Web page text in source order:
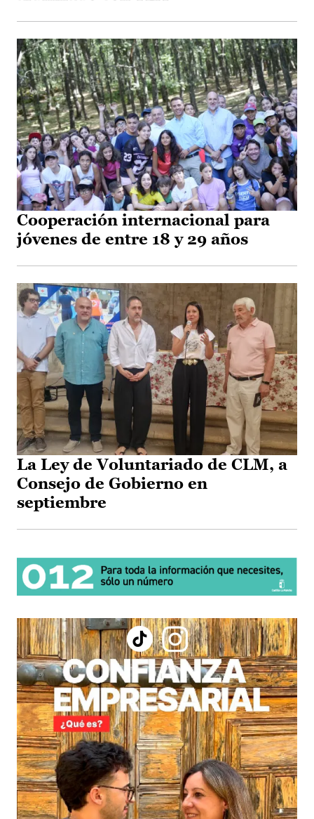
Cooperación internacional para
jóvenes de entre 18 y 29 años
La Ley de Voluntariado de CLM, a
Consejo de Gobierno en
septiembre